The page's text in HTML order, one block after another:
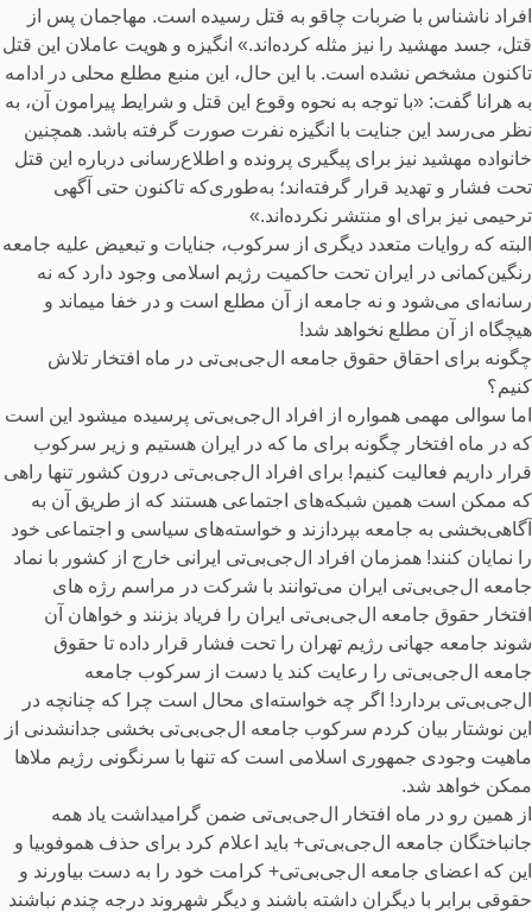
افراد ناشناس با ضربات چاقو به قتل رسیده است. مهاجمان پس از
قتل، جسد مهشید را نیز مثله کرده‌اند.» انگیزه و هویت عاملان این قتل
تاکنون مشخص نشده است. با این حال، این منبع مطلع محلی در ادامه
به هرانا گفت: «با توجه به نحوه وقوع این قتل و شرایط پیرامون آن، به
نظر می‌رسد این جنایت با انگیزه نفرت صورت گرفته باشد. همچنین
خانواده مهشید نیز برای پیگیری پرونده و اطلاع‌رسانی درباره این قتل
تحت فشار و تهدید قرار گرفته‌اند؛ به‌طوری‌که تاکنون حتی آگهی
ترحیمی نیز برای او منتشر نکرده‌اند.»
البته که روایات متعدد دیگری از سرکوب، جنایات و تبعیض علیه جامعه
رنگین‌کمانی در ایران تحت حاکمیت رژیم اسلامی وجود دارد که نه
رسانه‌ای می‌شود و نه جامعه از آن مطلع است و در خفا میماند و
هیچگاه از آن مطلع نخواهد شد!
چگونه برای احقاق حقوق جامعه ال‌جی‌بی‌تی در ماه افتخار تلاش
کنیم؟
اما سوالی مهمی همواره از افراد ال‌جی‌بی‌تی‌ پرسیده میشود این است
که در ماه افتخار چگونه برای ما که در ایران هستیم و زیر سرکوب
قرار داریم فعالیت کنیم! برای افراد ال‌جی‌بی‌تی‌ درون کشور تنها راهی
که ممکن است همین شبکه‌های اجتماعی هستند که از طریق آن به
آگاهی‌بخشی به جامعه بپردازند و خواسته‌های سیاسی و اجتماعی خود
را نمایان کنند! همزمان افراد ال‌جی‌بی‌تی‌ ایرانی خارج از کشور با نماد
جامعه ال‌جی‌بی‌تی‌ ایران می‌توانند با شرکت در مراسم رژه های
افتخار حقوق جامعه ال‌جی‌بی‌تی ایران را فریاد بزنند و خواهان آن
شوند جامعه جهانی رژیم تهران را تحت فشار قرار داده تا حقوق
جامعه ال‌جی‌بی‌تی را رعایت کند یا دست از سرکوب جامعه
ال‌جی‌بی‌تی بردارد! اگر چه خواسته‌ای محال است چرا که چنانچه در
این نوشتار بیان کردم سرکوب جامعه ال‌جی‌بی‌تی بخشی جدانشدنی از
ماهیت وجودی جمهوری اسلامی است که تنها با سرنگونی رژیم ملاها
ممکن خواهد شد.
از همین رو در ماه افتخار ال‌جی‌بی‌تی‌ ضمن گرامیداشت یاد همه
جانباختگان جامعه ال‌جی‌بی‌تی‌+ باید اعلام کرد برای حذف هموفوبیا و
این که اعضای جامعه ال‌جی‌بی‌تی+ کرامت خود را به دست بیاورند و
حقوقی برابر با دیگران داشته باشند و دیگر شهروند درجه چندم نباشند